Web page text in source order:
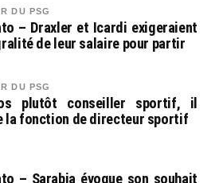
DU PSG
– Draxler et Icardi exigeraient
de leur salaire pour partir
DU PSG
plutôt conseiller sportif, il
la fonction de directeur sportif
– Sarabia évoque son souhait